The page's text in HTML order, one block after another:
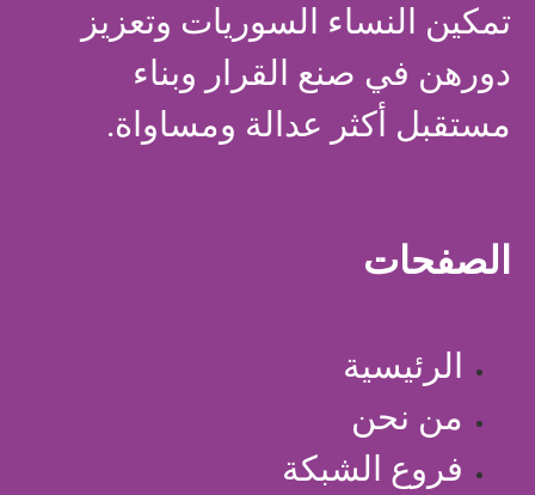
تمكين النساء السوريات وتعزيز
دورهن في صنع القرار وبناء
مستقبل أكثر عدالة ومساواة.
الصفحات
الرئيسية
من نحن
فروع الشبكة